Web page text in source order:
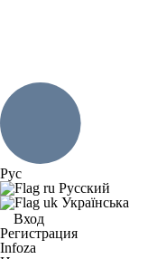
Рус
Русский
Українська
Вход
Регистрация
Infoza